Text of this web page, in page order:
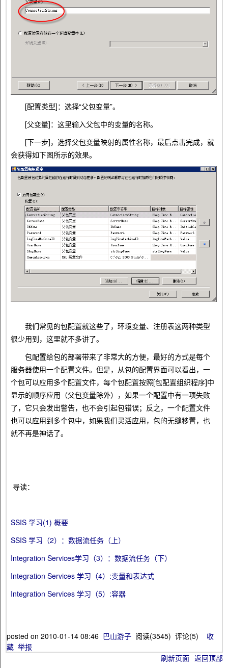
[配置类型]：选择“父包变量”。
[父变量]：这里输入父包中的变量的名称。
[下一步]，选择父包变量映射的属性名称，最后点击完成，就
会获得如下图所示的效果。
我们常见的包配置就这些了，环境变量、注册表这两种类型
很少用到，这里就不多讲了。
包配置给包的部署带来了非常大的方便，最好的方式是每个
服务器使用一个配置文件。但是，从包的配置界面可以看出，一
个包可以应用多个配置文件，每个包配置按照[包配置组织程序]中
显示的顺序应用（父包变量除外），如果一个配置中有一项失败
了，它只会发出警告，也不会引起包错误；反之，一个配置文件
也可以应用到多个包中，如果我们灵活应用，包的无缝移置，也
就不再是神话了。
导读：
SSIS 学习(1) 概要
SSIS 学习（2）：数据流任务（上）
Integration Services学习（3）：数据流任务（下）
Integration Services 学习（4）:变量和表达式
Integration Services 学习（5）:容器
posted on 2010-01-14 08:46 巴山游子 阅读(3545) 评论(5) 收
藏 举报
刷新页面 返回顶部